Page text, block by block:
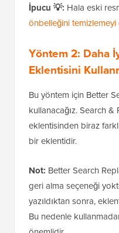
İpucu 💡: Hala eski
önbelleğini temizlemeyi
Yöntem 2: Daha
Eklentisini
Bu yöntem için Better
kullanacağız. Search
eklentisinden biraz
bir eklentidir.
Not: Better Search
geri alma seçeneği
yazıldıktan sonra,
Bu nedenle